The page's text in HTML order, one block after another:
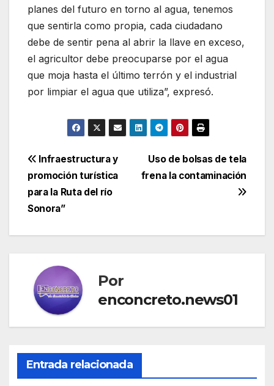
planes del futuro en torno al agua, tenemos
que sentirla como propia, cada ciudadano
debe de sentir pena al abrir la llave en exceso,
el agricultor debe preocuparse por el agua
que moja hasta el último terrón y el industrial
por limpiar el agua que utiliza”, expresó.
Navegación
de
entradas
Uso de bolsas de tela
frena la contaminación
Infraestructura y
promoción turística
para la Ruta del río
Sonora”
Por
enconcreto.news01
Entrada relacionada